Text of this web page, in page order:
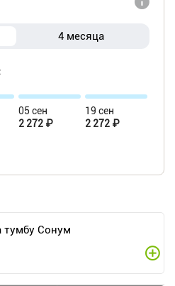
4 месяца
05 сен
2 272 ₽
19 сен
2 272 ₽
тумбу Сонум